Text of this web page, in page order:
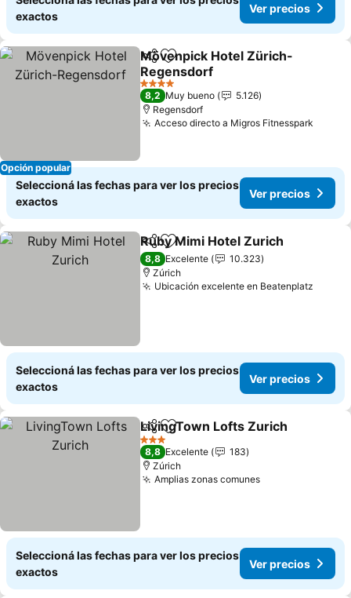
exactos
Ver precios
Opción popular
CompartirAñadir a favoritos
Mövenpick Hotel Zürich-
Regensdorf
Ver precios
4 Estrellas
8,2 Muy bueno
5.126
Regensdorf
Acceso directo a Migros Fitnesspark
Seleccioná las fechas para ver los precios
exactos
Ver precios
CompartirAñadir a favoritos
Ruby Mimi Hotel Zurich
8,8 Excelente
10.323
Zúrich
Ubicación excelente en Beatenplatz
Seleccioná las fechas para ver los precios
exactos
Ver precios
CompartirAñadir a favoritos
LivingTown Lofts Zurich
3 Estrellas
8,8 Excelente
183
Zúrich
Amplias zonas comunesVer precios
Seleccioná las fechas para ver los precios
exactos
Ver precios